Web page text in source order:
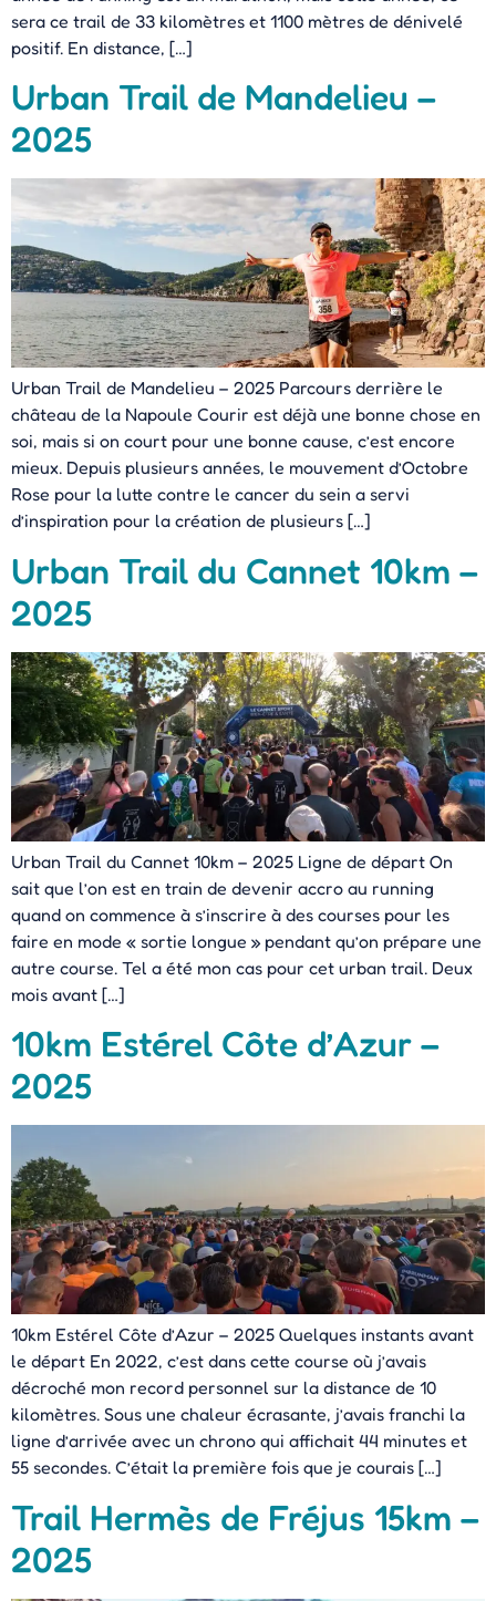
sera ce trail de 33 kilomètres et 1100 mètres de dénivelé
positif. En distance, […]
Urban Trail de Mandelieu –
2025
Urban Trail de Mandelieu – 2025 Parcours derrière le
château de la Napoule Courir est déjà une bonne chose en
soi, mais si on court pour une bonne cause, c’est encore
mieux. Depuis plusieurs années, le mouvement d’Octobre
Rose pour la lutte contre le cancer du sein a servi
d’inspiration pour la création de plusieurs […]
Urban Trail du Cannet 10km –
2025
Urban Trail du Cannet 10km – 2025 Ligne de départ On
sait que l’on est en train de devenir accro au running
quand on commence à s’inscrire à des courses pour les
faire en mode « sortie longue » pendant qu’on prépare une
autre course. Tel a été mon cas pour cet urban trail. Deux
mois avant […]
10km Estérel Côte d’Azur –
2025
10km Estérel Côte d’Azur – 2025 Quelques instants avant
le départ En 2022, c’est dans cette course où j’avais
décroché mon record personnel sur la distance de 10
kilomètres. Sous une chaleur écrasante, j’avais franchi la
ligne d’arrivée avec un chrono qui affichait 44 minutes et
55 secondes. C’était la première fois que je courais […]
Trail Hermès de Fréjus 15km –
2025